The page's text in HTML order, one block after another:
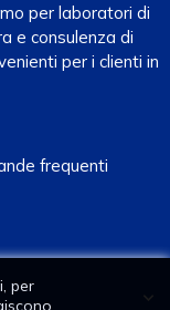
per laboratori di
e consulenza di
per i clienti in
frequenti

per